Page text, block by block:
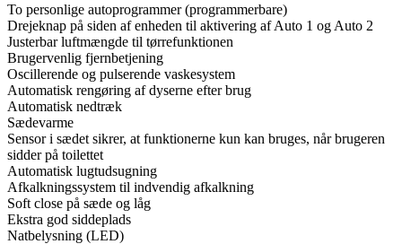
To personlige autoprogrammer (programmerbare)
Drejeknap på siden af enheden til aktivering af Auto 1 og Auto 2
Justerbar luftmængde til tørrefunktionen
Brugervenlig fjernbetjening
Oscillerende og pulserende vaskesystem
Automatisk rengøring af dyserne efter brug
Automatisk nedtræk
Sædevarme
Sensor i sædet sikrer, at funktionerne kun kan bruges, når brugeren
sidder på toilettet
Automatisk lugtudsugning
Afkalkningssystem til indvendig afkalkning
Soft close på sæde og låg
Ekstra god siddeplads
Natbelysning (LED)